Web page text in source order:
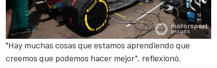
"Hay muchas cosas que estamos aprendiendo que
creemos que podemos hacer mejor", reflexionó.